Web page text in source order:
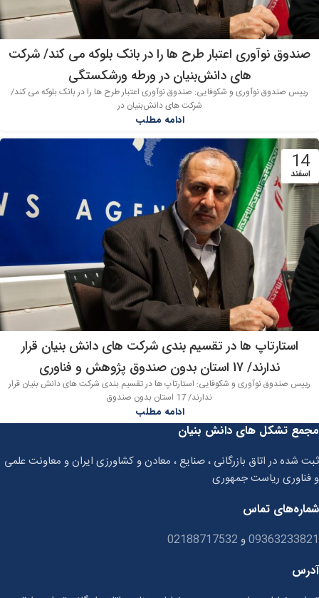
صندوق نوآوری اعتبار طرح ها را در بانک بلوکه می کند/ شرکت
های دانش‌بنیان در ورطه ورشکستگی
رییس صندوق نوآوری و شکوفایی: صندوق نوآوری اعتبار طرح ها را در بانک بلوکه می کند/
شرکت های دانش‌بنیان در
ادامه مطلب
14
اسفند
استارتاپ ها در تقسیم بندی شرکت های دانش بنیان قرار
ندارند/ 17 استان بدون صندوق پژوهش و فناوری
رییس صندوق نوآوری و شکوفایی: استارتاپ ها در تقسیم بندی شرکت های دانش بنیان قرار
ندارند/ 17 استان بدون صندوق
ادامه مطلب
مجمع تشکل های دانش بنیان
ثبت شده در اتاق بازرگانی ، صنایع ، معادن و کشاورزی ایران و معاونت علمی
و فناوری ریاست جمهوری
شماره‌های تماس
09363233821و 02188717532
آدرس